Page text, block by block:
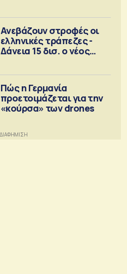
Ανεβάζουν στροφές οι
ελληνικές τράπεζες -
Δάνεια 15 δισ. ο νέος
Πώς η Γερμανία
προετοιμάζεται για την
«κούρσα» των drones